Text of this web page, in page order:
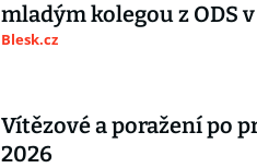
mladým kolegou z ODS
Blesk.cz
Vítězové a poražení po
2026